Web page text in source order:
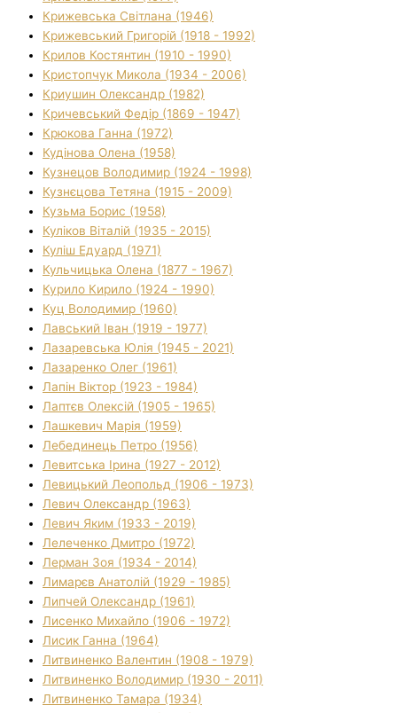
Крижевська Світлана (1946)
Крижевський Григорій (1918 - 1992)
Крилов Костянтин (1910 - 1990)
Кристопчук Микола (1934 - 2006)
Криушин Олександр (1982)
Кричевський Федір (1869 - 1947)
Крюкова Ганна (1972)
Кудінова Олена (1958)
Кузнецов Володимир (1924 - 1998)
Кузнєцова Тетяна (1915 - 2009)
Кузьма Борис (1958)
Куліков Віталій (1935 - 2015)
Куліш Едуард (1971)
Кульчицька Олена (1877 - 1967)
Курило Кирило (1924 - 1990)
Куц Володимир (1960)
Лавський Іван (1919 - 1977)
Лазаревська Юлія (1945 - 2021)
Лазаренко Олег (1961)
Лапін Віктор (1923 - 1984)
Лаптєв Олексій (1905 - 1965)
Лашкевич Марія (1959)
Лебединець Петро (1956)
Левитська Ірина (1927 - 2012)
Левицький Леопольд (1906 - 1973)
Левич Олександр (1963)
Левич Яким (1933 - 2019)
Лелеченко Дмитро (1972)
Лерман Зоя (1934 - 2014)
Лимарєв Анатолій (1929 - 1985)
Липчей Олександр (1961)
Лисенко Михайло (1906 - 1972)
Лисик Ганна (1964)
Литвиненко Валентин (1908 - 1979)
Литвиненко Володимир (1930 - 2011)
Литвиненко Тамара (1934)